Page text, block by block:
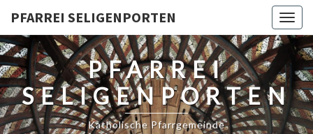
PFARREI SELIGENPORTEN
PFARREI
SELIGENPORTEN
Katholische Pfarrgemeinde